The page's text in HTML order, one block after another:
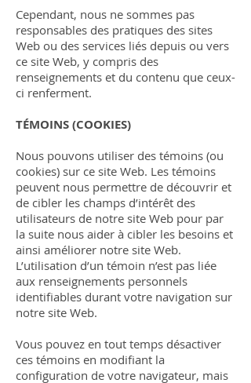
Cependant, nous ne sommes pas
responsables des pratiques des sites
Web ou des services liés depuis ou vers
ce site Web, y compris des
renseignements et du contenu que ceux-
ci renferment.
TÉMOINS (COOKIES)
Nous pouvons utiliser des témoins (ou
cookies) sur ce site Web. Les témoins
peuvent nous permettre de découvrir et
de cibler les champs d’intérêt des
utilisateurs de notre site Web pour par
la suite nous aider à cibler les besoins et
ainsi améliorer notre site Web.
L’utilisation d’un témoin n’est pas liée
aux renseignements personnels
identifiables durant votre navigation sur
notre site Web.
Vous pouvez en tout temps désactiver
ces témoins en modifiant la
configuration de votre navigateur, mais